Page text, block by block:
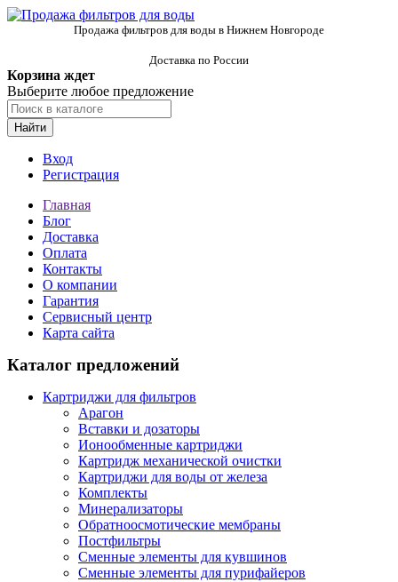
Продажа фильтров для воды в Нижнем Новгороде
Доставка по России
Корзина ждет
Выберите любое предложение
Найти
Вход
Регистрация
Главная
Блог
Доставка
Оплата
Контакты
О компании
Гарантия
Сервисный центр
Карта сайта
Каталог предложений
Картриджи для фильтров
Арагон
Вставки и дозаторы
Ионообменные картриджи
Картридж механической очистки
Картриджи для воды от железа
Комплекты
Минерализаторы
Обратноосмотические мембраны
Постфильтры
Сменные элементы для кувшинов
Сменные элементы для пурифайеров